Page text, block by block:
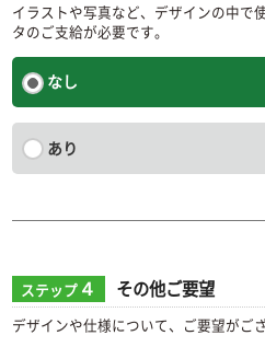
イラストや写真など、デザインの中で
タのご支給が必要です。
なし
あり
ステップ４ その他ご要望
デザインや仕様について、ご要望がご